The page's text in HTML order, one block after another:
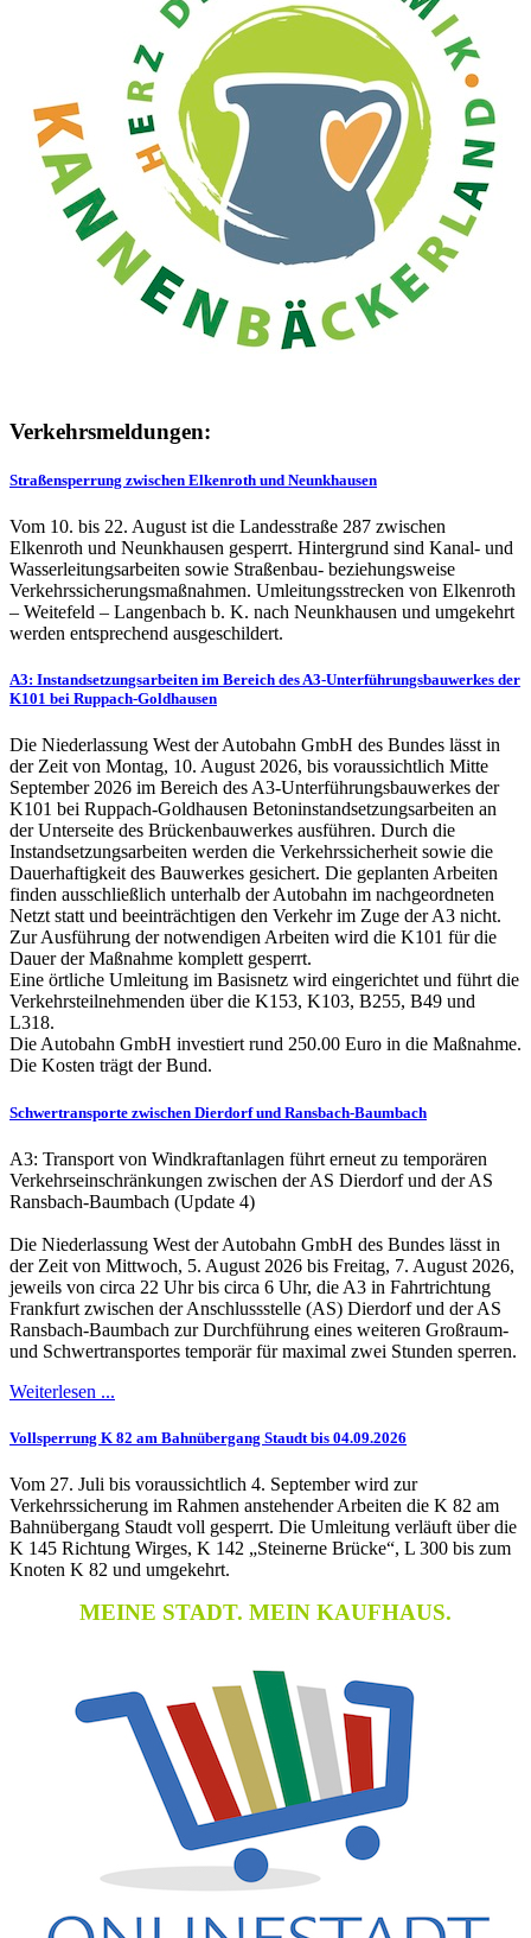
Verkehrsmeldungen:
Straßensperrung zwischen Elkenroth und Neunkhausen
Vom 10. bis 22. August ist die Landesstraße 287 zwischen
Elkenroth und Neunkhausen gesperrt. Hintergrund sind Kanal- und
Wasserleitungsarbeiten sowie Straßenbau- beziehungsweise
Verkehrssicherungsmaßnahmen. Umleitungsstrecken von Elkenroth
– Weitefeld – Langenbach b. K. nach Neunkhausen und umgekehrt
werden entsprechend ausgeschildert.
A3: Instandsetzungsarbeiten im Bereich des A3-Unterführungsbauwerkes der
K101 bei Ruppach-Goldhausen
Die Niederlassung West der Autobahn GmbH des Bundes lässt in
der Zeit von Montag, 10. August 2026, bis voraussichtlich Mitte
September 2026 im Bereich des A3-Unterführungsbauwerkes der
K101 bei Ruppach-Goldhausen Betoninstandsetzungsarbeiten an
der Unterseite des Brückenbauwerkes ausführen. Durch die
Instandsetzungsarbeiten werden die Verkehrssicherheit sowie die
Dauerhaftigkeit des Bauwerkes gesichert. Die geplanten Arbeiten
finden ausschließlich unterhalb der Autobahn im nachgeordneten
Netzt statt und beeinträchtigen den Verkehr im Zuge der A3 nicht.
Zur Ausführung der notwendigen Arbeiten wird die K101 für die
Dauer der Maßnahme komplett gesperrt.
Eine örtliche Umleitung im Basisnetz wird eingerichtet und führt die
Verkehrsteilnehmenden über die K153, K103, B255, B49 und
L318.
Die Autobahn GmbH investiert rund 250.00 Euro in die Maßnahme.
Die Kosten trägt der Bund.
Schwertransporte zwischen Dierdorf und Ransbach-Baumbach
A3: Transport von Windkraftanlagen führt erneut zu temporären
Verkehrseinschränkungen zwischen der AS Dierdorf und der AS
Ransbach-Baumbach (Update 4)
Die Niederlassung West der Autobahn GmbH des Bundes lässt in
der Zeit von Mittwoch, 5. August 2026 bis Freitag, 7. August 2026,
jeweils von circa 22 Uhr bis circa 6 Uhr, die A3 in Fahrtrichtung
Frankfurt zwischen der Anschlussstelle (AS) Dierdorf und der AS
Ransbach-Baumbach zur Durchführung eines weiteren Großraum-
und Schwertransportes temporär für maximal zwei Stunden sperren.
Weiterlesen ...
Vollsperrung K 82 am Bahnübergang Staudt bis 04.09.2026
Vom 27. Juli bis voraussichtlich 4. September wird zur
Verkehrssicherung im Rahmen anstehender Arbeiten die K 82 am
Bahnübergang Staudt voll gesperrt. Die Umleitung verläuft über die
K 145 Richtung Wirges, K 142 „Steinerne Brücke“, L 300 bis zum
Knoten K 82 und umgekehrt.
MEINE STADT. MEIN KAUFHAUS.